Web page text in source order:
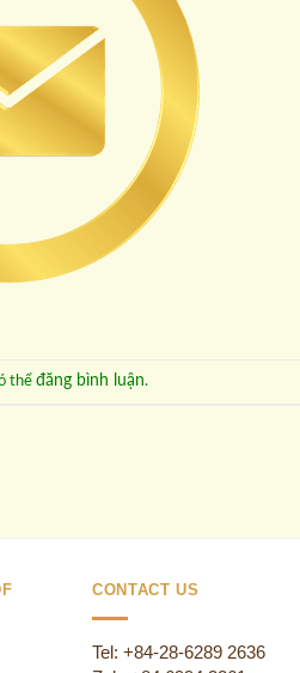
thể đăng bình luận.
CONTACT US
Tel: +84-28-6289 2636